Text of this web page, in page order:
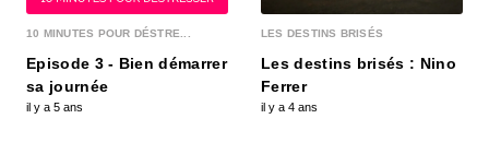
« Pantagruel », un nom de restaurant qui, à lui
seul, suffirait presque à nous mettre en appétit...
Pierre Martinet, alerte enlèvement !
10 MINUTES POUR DÉSTRE...
Episode 3 - Bien démarrer
sa journée
il y a 5 ans
LES DESTINS BRISÉS
Les destins brisés : Nino
Ferrer
il y a 4 ans